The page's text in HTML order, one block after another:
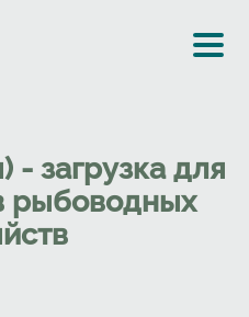
- загрузка для
рыбоводных